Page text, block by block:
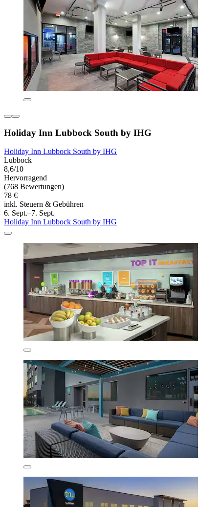
Holiday Inn Lubbock South by IHG
Holiday Inn Lubbock South by IHG
Lubbock
8,6/10
Hervorragend
(768 Bewertungen)
78 €
inkl. Steuern & Gebühren
6. Sept.–7. Sept.
Holiday Inn Lubbock South by IHG